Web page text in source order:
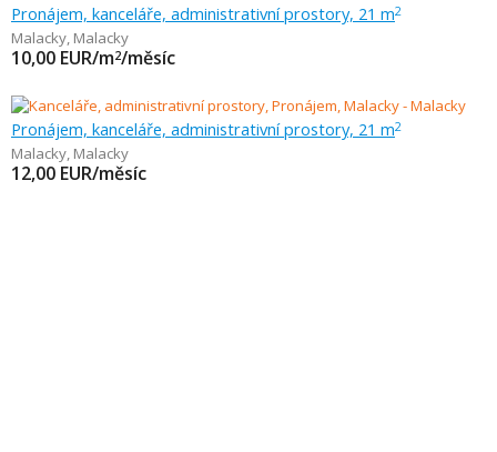
Pronájem, kanceláře, administrativní prostory, 21 m2
Malacky, Malacky
10,00 EUR/m2/měsíc
Pronájem, kanceláře, administrativní prostory, 21 m2
Malacky, Malacky
12,00 EUR/měsíc